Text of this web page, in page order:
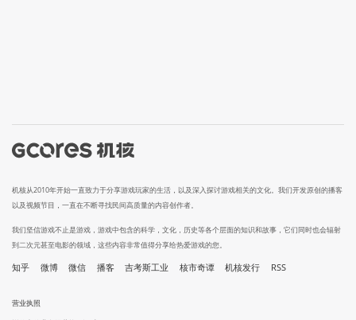
机核从2010年开始一直致力于分享游戏玩家的生活，以及深入探讨游戏相关的文化。我们开发原创的播客
以及视频节目，一直在不断寻找民间高质量的内容创作者。
我们坚信游戏不止是游戏，游戏中包含的科学，文化，历史等各个层面的知识和故事，它们同时也会辐射
到二次元甚至电影的领域，这些内容非常值得分享给热爱游戏的您。
知乎 微博 微信 播客 吉考斯工业 核市奇谭 机核发行 RSS
营业执照